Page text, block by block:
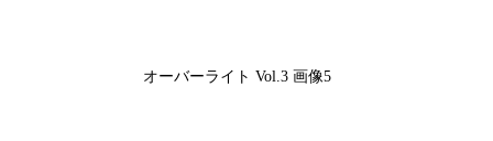
オーバーライト Vol.3 画像5